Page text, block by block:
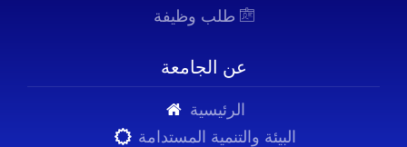
عن الجامعة
الرئيسية
البيئة والتنمية المستدامة